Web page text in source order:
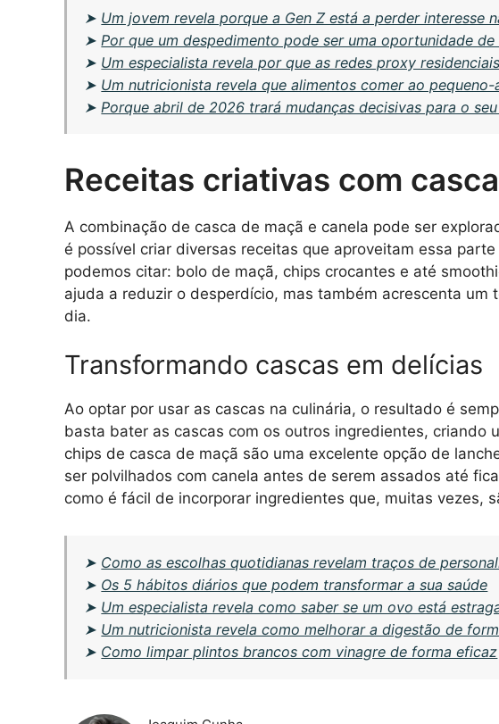
➤ Um jovem revela porque a Gen Z está a perder interesse
➤ Por que um despedimento pode ser uma oportunidade de
➤ Um especialista revela por que as redes proxy
➤ Um nutricionista revela que alimentos comer ao
➤ Porque abril de 2026 trará mudanças decisivas para o
Receitas criativas com
A combinação de casca de maçã e canela pode ser
é possível criar diversas receitas que aproveitam essa
podemos citar: bolo de maçã, chips crocantes e até
ajuda a reduzir o desperdício, mas também acrescenta um
dia.
Transformando cascas em delícias
Ao optar por usar as cascas na culinária, o resultado é
basta bater as cascas com os outros ingredientes, criando
chips de casca de maçã são uma excelente opção de
ser polvilhados com canela antes de serem assados até
como é fácil de incorporar ingredientes que, muitas vezes,
➤ Como as escolhas quotidianas revelam traços de
➤ Os 5 hábitos diários que podem transformar a sua saúde
➤ Um especialista revela como saber se um ovo está
➤ Um nutricionista revela como melhorar a digestão de
➤ Como limpar plintos brancos com vinagre de forma eficaz